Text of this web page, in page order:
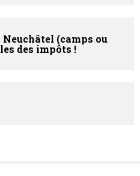
(camps ou
des impôts !